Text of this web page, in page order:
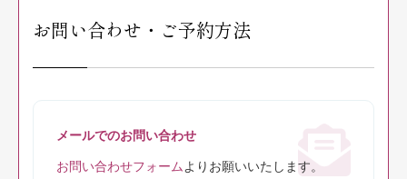
お問い合わせ・ご予約方法
メールでのお問い合わせ
お問い合わせフォーム よりお願いいたします。